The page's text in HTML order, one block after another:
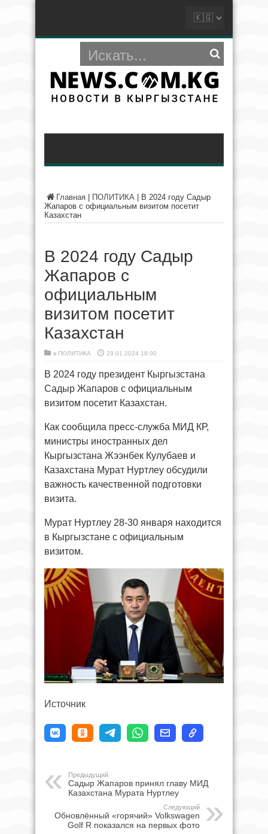
Главная ПОЛИТИКА
В 2024 году Садыр
Жапаров с официальным визитом посетит
Казахстан
В 2024 году Садыр
Жапаров с
официальным
визитом посетит
Казахстан
в ПОЛИТИКА 29.01.2024 18:00
В 2024 году президент Кыргызстана
Садыр Жапаров с официальным
визитом посетит Казахстан.
Как сообщила пресс-служба МИД КР,
министры иностранных дел
Кыргызстана Жээнбек Кулубаев и
Казахстана Мурат Нуртлеу обсудили
важность качественной подготовки
визита.
Мурат Нуртлеу 28-30 января находится
в Кыргызстане с официальным
визитом.
Источник
Предыдущий
Садыр Жапаров принял главу МИД
Казахстана Мурата Нуртлеу
Следующий
Обновлённый «горячий» Volkswagen
Golf R показался на первых фото